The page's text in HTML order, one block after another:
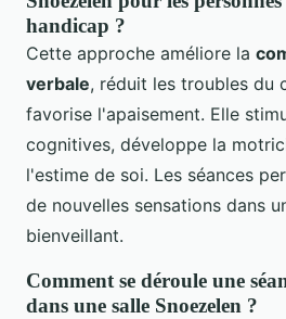
handicap ?
Cette approche améliore la
verbale, réduit les troubles du
favorise l'apaisement. Elle
cognitives, développe la
l'estime de soi. Les séances
de nouvelles sensations dans
bienveillant.
Comment se déroule une
dans une salle Snoezelen ?